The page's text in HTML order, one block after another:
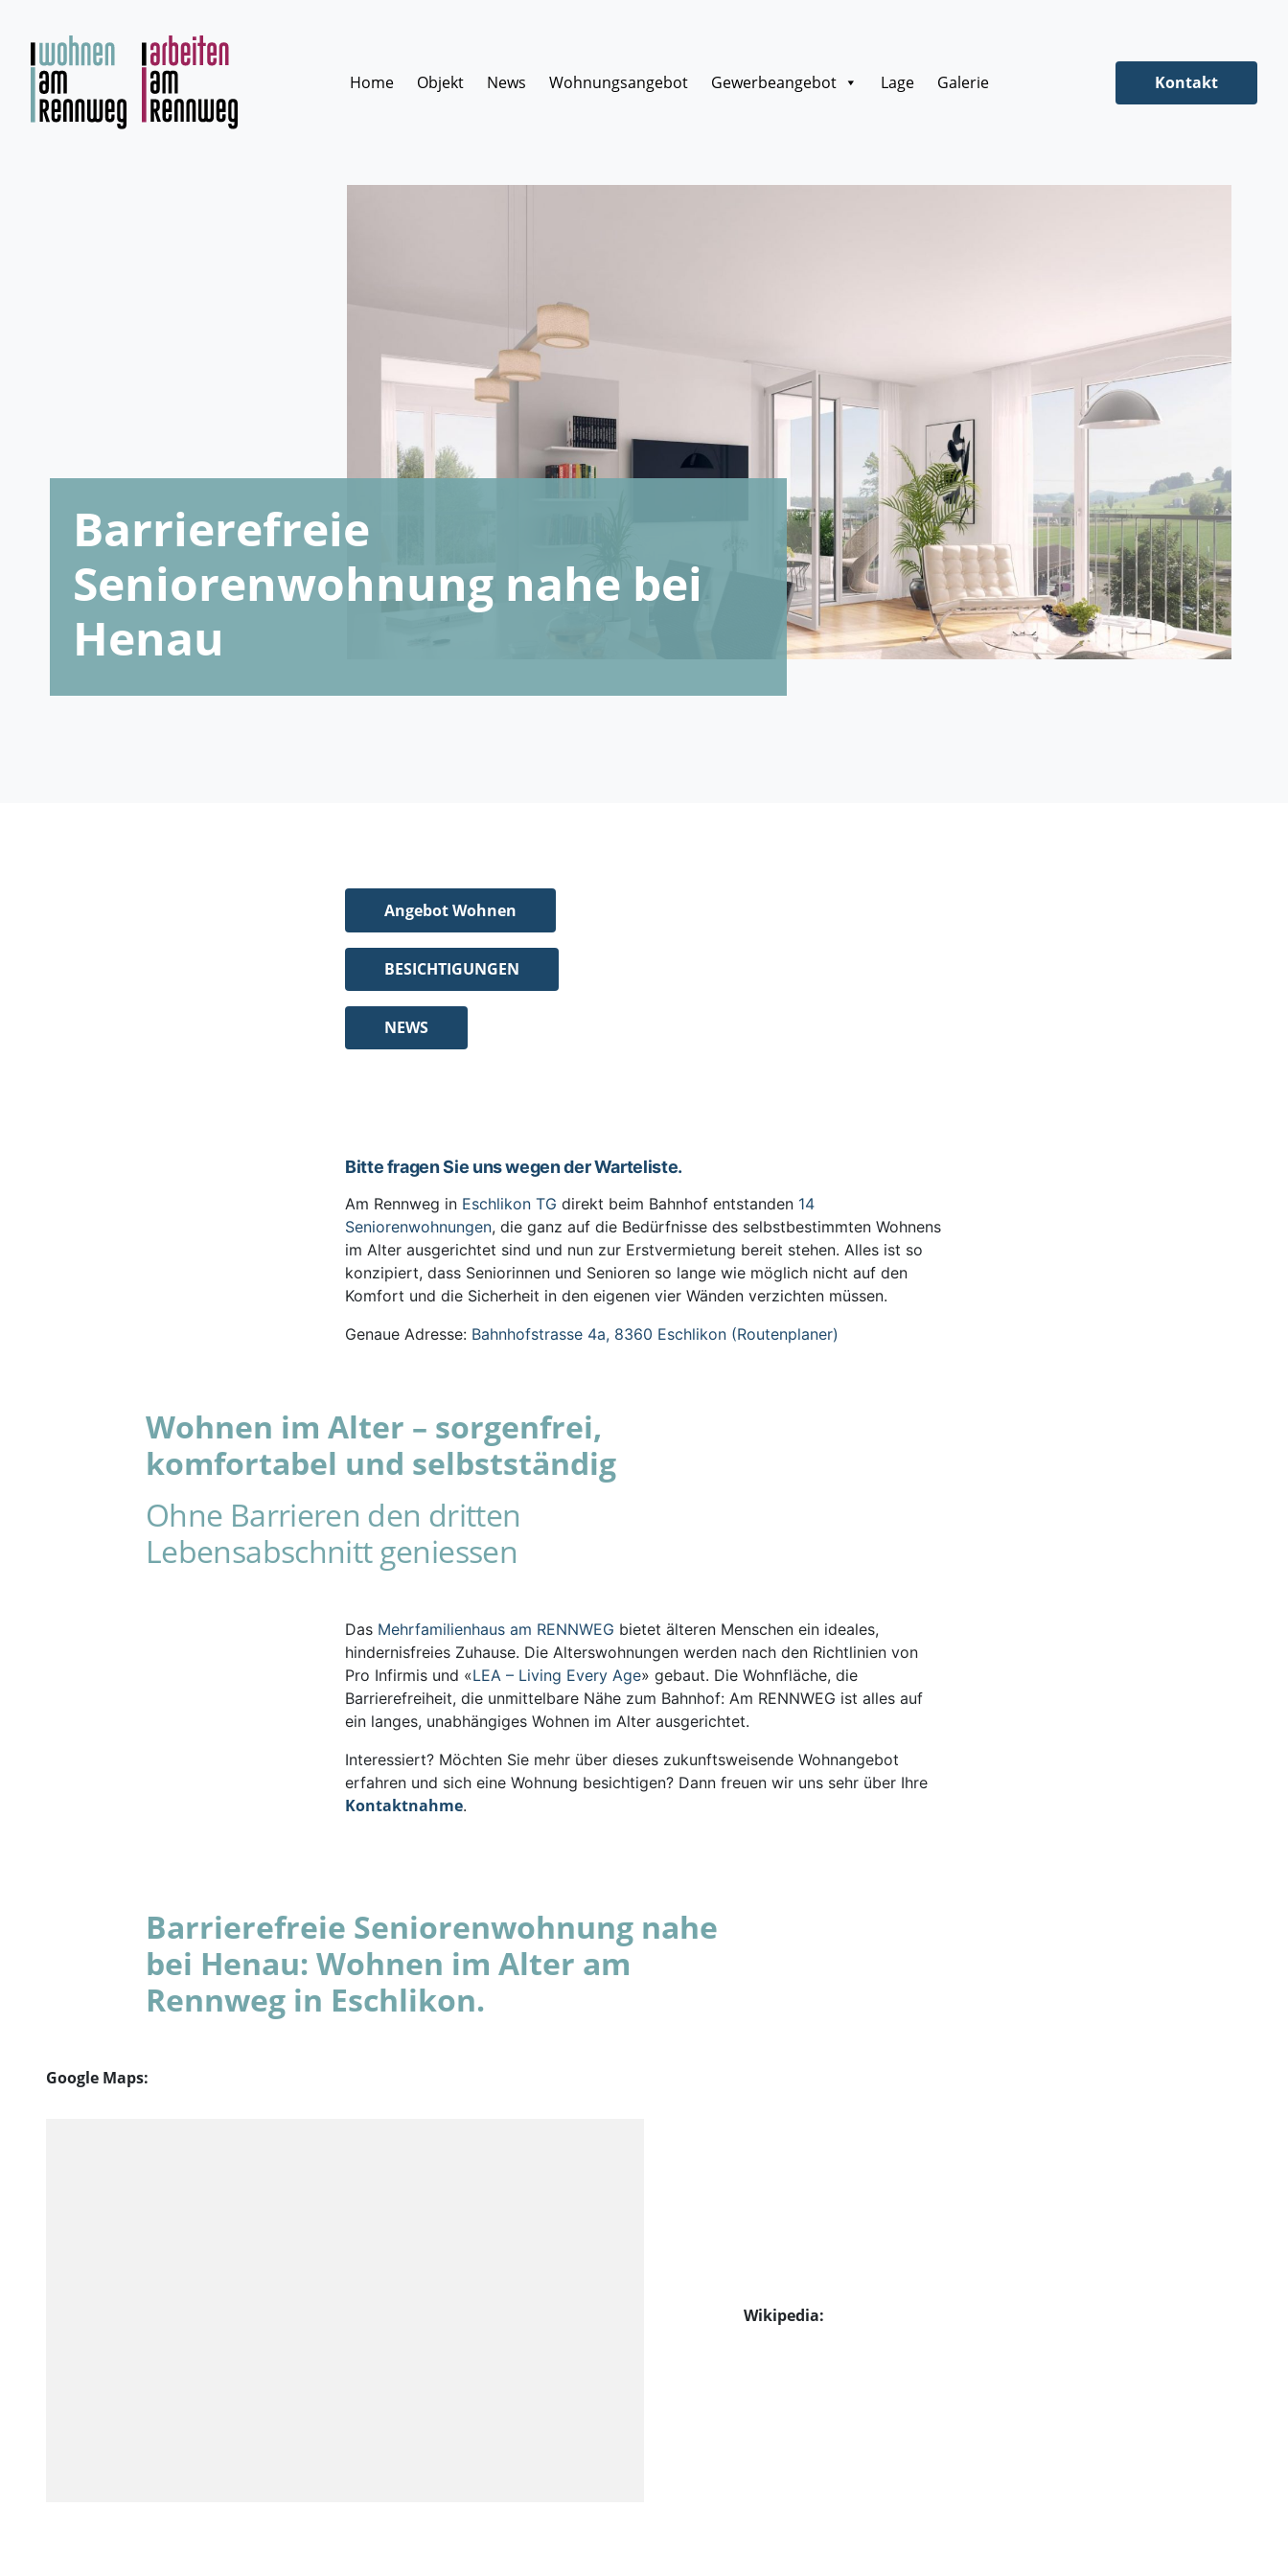
springen
Home
Objekt News Wohnungsangebot Gewerbeangebot Lage Galerie Kontakt
Barrierefreie
Seniorenwohnung nahe bei
Henau
Angebot Wohnen
BESICHTIGUNGEN
NEWS
Bitte fragen Sie uns wegen der Warteliste.
Am Rennweg in Eschlikon TG direkt beim Bahnhof entstanden 14
Seniorenwohnungen, die ganz auf die Bedürfnisse des selbstbestimmten Wohnens
im Alter ausgerichtet sind und nun zur Erstvermietung bereit stehen. Alles ist so
konzipiert, dass Seniorinnen und Senioren so lange wie möglich nicht auf den
Komfort und die Sicherheit in den eigenen vier Wänden verzichten müssen.
Genaue Adresse: Bahnhofstrasse 4a, 8360 Eschlikon (Routenplaner)
Wohnen im Alter – sorgenfrei,
komfortabel und selbstständig
Ohne Barrieren den dritten
Lebensabschnitt geniessen
Das Mehrfamilienhaus am RENNWEG bietet älteren Menschen ein ideales,
hindernisfreies Zuhause. Die Alterswohnungen werden nach den Richtlinien von
Pro Infirmis und «LEA – Living Every Age» gebaut. Die Wohnfläche, die
Barrierefreiheit, die unmittelbare Nähe zum Bahnhof: Am RENNWEG ist alles auf
ein langes, unabhängiges Wohnen im Alter ausgerichtet.
Interessiert? Möchten Sie mehr über dieses zukunftsweisende Wohnangebot
erfahren und sich eine Wohnung besichtigen? Dann freuen wir uns sehr über Ihre
Kontaktnahme.
Barrierefreie Seniorenwohnung nahe
bei Henau: Wohnen im Alter am
Rennweg in Eschlikon.
Google Maps:
Wikipedia: